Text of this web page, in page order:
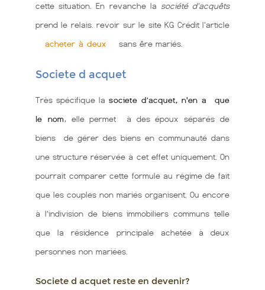
cette situation. En revanche la société d’acquêts
prend le relais. revoir sur le site KG Crédit l'article
acheter à deux
sans êre mariés.
Societe d acquet
Très spécifique la societe d’acquet, n'en a que
le nom, elle permet à des époux séparés de
biens de gérer des biens en communauté dans
une structure réservée à cet effet uniquement. On
pourrait comparer cette formule au régime de fait
que les couples non mariés organisent. Ou encore
à l’indivision de biens immobiliers communs telle
que la résidence principale achetée à deux
personnes non mariées.
Societe d acquet reste en devenir?